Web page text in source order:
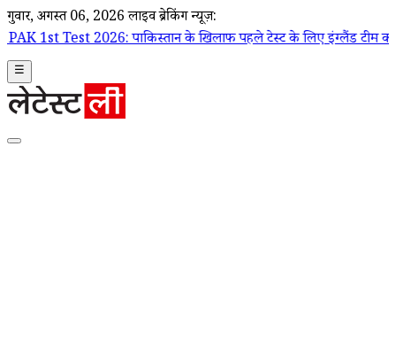
गुरूवार, अगस्त 06, 2026 लाइव ब्रेकिंग न्यूज़:
2026: पाकिस्तान के खिलाफ पहले टेस्ट के लिए इंग्लैंड टीम का ऐलान, जो
☰